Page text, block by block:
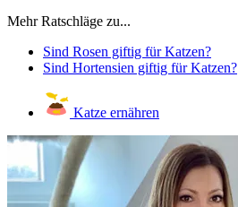
Mehr Ratschläge zu...
Sind Rosen giftig für Katzen?
Sind Hortensien giftig für Katzen?
Katze ernähren